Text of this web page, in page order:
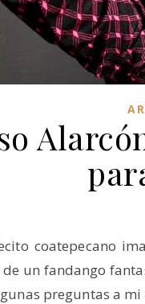
coatepecano
un fandango
preguntas a